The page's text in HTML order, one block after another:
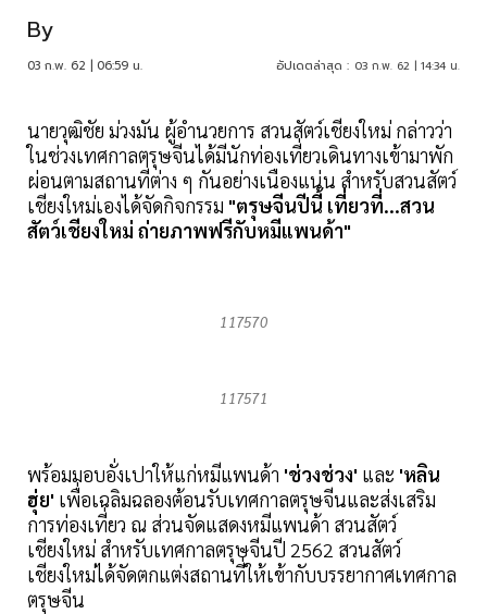
By
03 ก.พ. 62 | 06:59 น. อัปเดตล่าสุด : 03 ก.พ. 62 | 14:34 น.
นายวุฒิชัย ม่วงมัน ผู้อำนวยการ สวนสัตว์เชียงใหม่ กล่าวว่า
ในช่วงเทศกาลตรุษจีนได้มีนักท่องเที่ยวเดินทางเข้ามาพัก
ผ่อนตามสถานที่ต่าง ๆ กันอย่างเนืองแน่น สำหรับสวนสัตว์
เชียงใหม่เองได้จัดกิจกรรม "ตรุษจีนปีนี้ เที่ยวที่...สวน
สัตว์เชียงใหม่ ถ่ายภาพฟรีกับหมีแพนด้า"
117570
117571
พร้อมมอบอั่งเปาให้แก่หมีแพนด้า 'ช่วงช่วง' และ 'หลิน
ฮุ่ย' เพื่อเฉลิมฉลองต้อนรับเทศกาลตรุษจีนและส่งเสริม
การท่องเที่ยว ณ ส่วนจัดแสดงหมีแพนด้า สวนสัตว์
เชียงใหม่ สำหรับเทศกาลตรุษจีนปี 2562 สวนสัตว์
เชียงใหม่ได้จัดตกแต่งสถานที่ให้เข้ากับบรรยากาศเทศกาล
ตรุษจีน